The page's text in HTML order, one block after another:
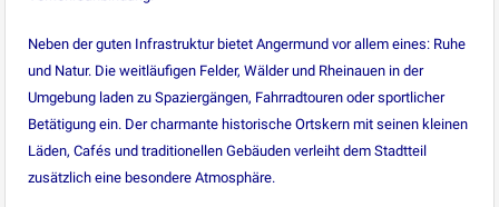
Neben der guten Infrastruktur bietet Angermund vor allem eines: Ruhe
und Natur. Die weitläufigen Felder, Wälder und Rheinauen in der
Umgebung laden zu Spaziergängen, Fahrradtouren oder sportlicher
Betätigung ein. Der charmante historische Ortskern mit seinen kleinen
Läden, Cafés und traditionellen Gebäuden verleiht dem Stadtteil
zusätzlich eine besondere Atmosphäre.